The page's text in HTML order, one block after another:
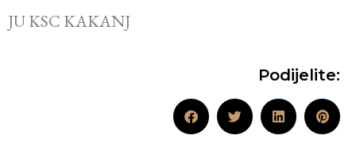
JU KSC KAKANJ
Podijelite: